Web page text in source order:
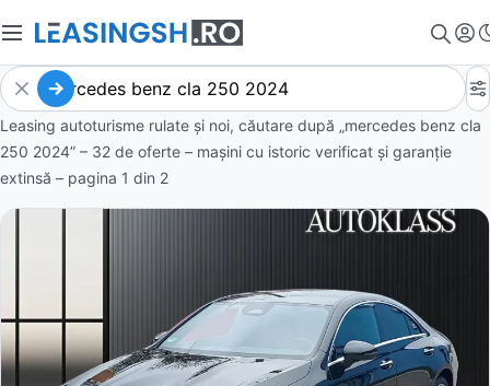
Leasing autoturisme rulate și noi, căutare după „mercedes benz cla
250 2024” – 32 de oferte – mașini cu istoric verificat și garanție
extinsă – pagina 1 din 2